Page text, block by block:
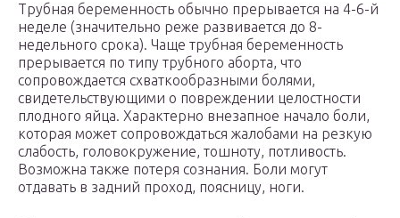
Трубная беременность обычно прерывается на 4-6-й
неделе (значительно реже развивается до 8-
недельного срока). Чаще трубная беременность
прерывается по типу трубного аборта, что
сопровождается схваткообразными болями,
свидетельствующими о повреждении целостности
плодного яйца. Характерно внезапное начало боли,
которая может сопровождаться жалобами на резкую
слабость, головокружение, тошноту, потливость.
Возможна также потеря сознания. Боли могут
отдавать в задний проход, поясницу, ноги.